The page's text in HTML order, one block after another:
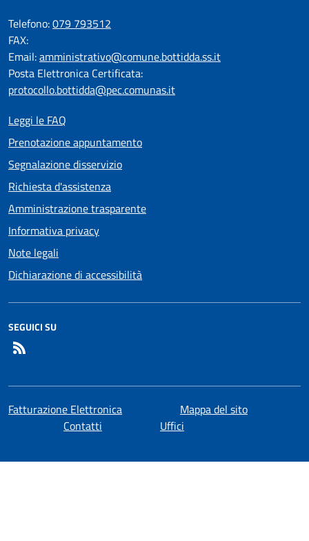
Telefono:079 793512
FAX:
Email:amministrativo@comune.bottidda.ss.it
Posta Elettronica Certificata:
protocollo.bottidda@pec.comunas.it
Leggi le FAQ
Prenotazione appuntamento
Segnalazione disservizio
Richiesta d'assistenza
Amministrazione trasparente
Informativa privacy
Note legali
Dichiarazione di accessibilità
SEGUICI SU
Fatturazione Elettronica
Mappa del sito
Contatti
Uffici